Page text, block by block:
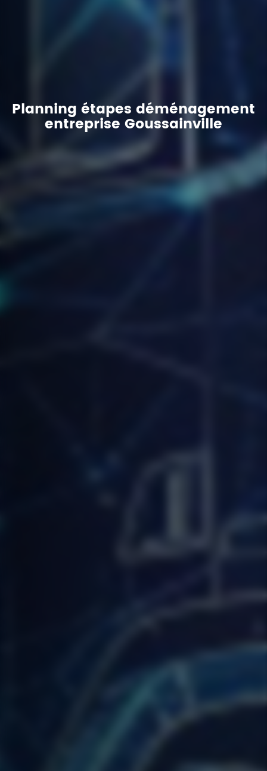
Planning étapes déménagement
entreprise Goussainville